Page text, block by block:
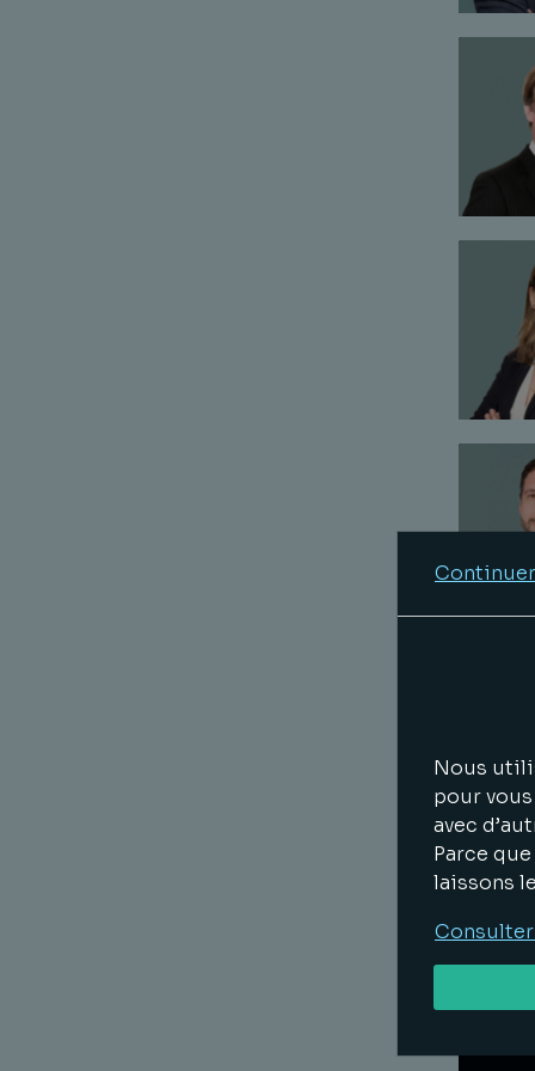
Nous
pour
avec
Parce
laissons